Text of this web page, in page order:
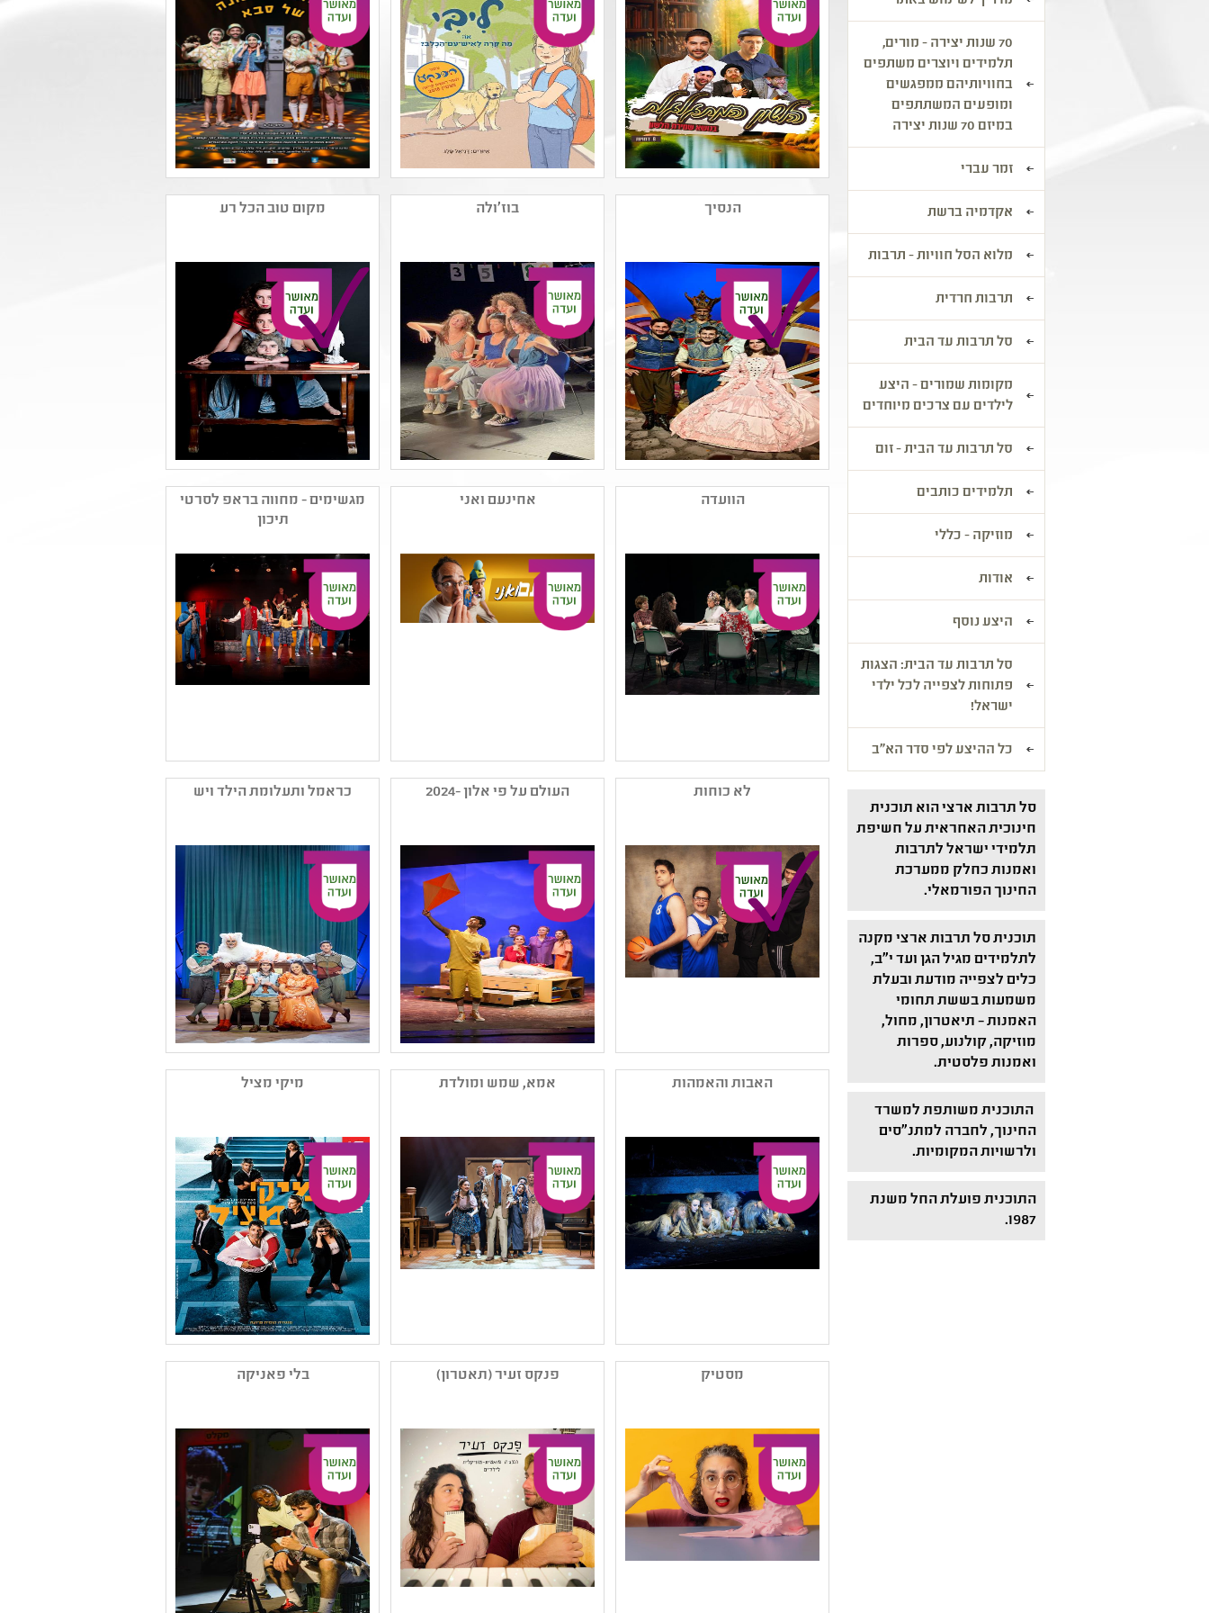
נושאים: חברה ואקטואליה
בישראל
נושאים: חברה ואקטואליה
בישראל
,שורשים ותרבויות ישראל
,יחסים ,חברה ואקטואליה
בישראל
קטגוריה: מחזאות ישראלית
,תיאטרון ילדים
- תלמידים ,חרדי ,היצע
תרבות חרדית - תלמידות
קטגוריה: מחזאות ישראלית
קהל יעד: א - ג
נושאים: חוויות אישיות
טרמולו לכלי הקשה
קטגוריה: תיאטרון מוזיקלי
קהל יעד: ג - ה
נושאים: חוויות אישיות
,שורשים ותרבויות ישראל
,דור המסכים ותקשורת
,משפחה
הנסיך
קטגוריה: תיאטרון ילדים
נושאים: סבלנות וסובלנות
,יחסים
בוז'ולה
האינקובטור-פעיל
קטגוריה: תיאטרון נוער
ישראלית
קהל יעד: י - יב
נושאים: תהליכי יצירה
מקום טוב הכל רע
האינקובטור-פעיל
קטגוריה: מחזאות ישראלית
קהל יעד: יא - יב
הוועדה
האינקובטור-פעיל
קטגוריה: תיאטרון נוער
נושאים: יחסים ,חוויות
אישיות ,זהות ומגדר ,חברה
ואקטואליה בישראל
אחינעם ואני
האינקובטור-פעיל
קטגוריה: מחזאות ישראלית
נושאים: יחסים ,דור המסכים
ותקשורת
מגשימים - מחווה בראפ לסרטי
תיכון
האינקובטור-פעיל
קטגוריה: מחזאות ישראלית
קהל יעד: י - יב
נושאים: זהות ומגדר ,חוויות
אישיות ,דור המסכים
ותקשורת
לא כוחות
קטגוריה: תיאטרון
רפרטוארי ,מחזאות
נושאים: יחסים
העולם על פי אלון -2024
הישראלי
קטגוריה: תיאטרון נוער
נושאים: משפחה ,שילוב
וצרכים מיוחדים ,סבלנות
וסובלנות ,תקומה
כראמל ותעלומת הילד ויש
פורת לילדים ולנוער
קטגוריה: עיבוד ליצירה
ישראלית
קהל יעד: ב - ה
נושאים: יחסים ,חוויות
אישיות
האבות והאמהות
קטגוריה: מחזאות ישראלית
,תיאטרון רפרטוארי
ישראל ,תרבות יהודית
,יחסים
אמא, שמש ומולדת
שבע
קטגוריה: תיאטרון
ספרותית ,תיאטרון נוער
קהל יעד: י - יב
נושאים: חוויות אישיות
,שורשים ותרבויות ישראל
,חברה ואקטואליה בישראל
,משפחה ,יחסים
מיקי מציל
הקאמרי
קטגוריה: תיאטרון
קהל יעד: יב - יב
נושאים: חברה ואקטואליה
בישראל ,יחסים ,היסטוריה
של עם ישראל ,חוויות
אישיות
מסטיק פנקס זעיר (תאטרון) בלי פאניקה
70 שנות יצירה - מורים,
תלמידים ויוצרים משתפים
בחוויותיהם ממפגשים
ומופעים המשתתפים
במיזם 70 שנות יצירה
זמר עברי
אקדמיה ברשת
מלוא הסל חוויות - תרבות
תרבות חרדית
סל תרבות עד הבית
מקומות שמורים - היצע
לילדים עם צרכים מיוחדים
סל תרבות עד הבית - זום
תלמידים כותבים
מוזיקה - כללי
אודות
היצע נוסף
סל תרבות עד הבית: הצגות
פתוחות לצפייה לכל ילדי
ישראל!
כל ההיצע לפי סדר הא"ב
סל תרבות ארצי הוא תוכנית
חינוכית האחראית על חשיפת
תלמידי ישראל לתרבות
ואמנות כחלק ממערכת
החינוך הפורמאלי.
תוכנית סל תרבות ארצי מקנה
לתלמידים מגיל הגן ועד י"ב,
כלים לצפייה מודעת ובעלת
משמעות בששת תחומי
האמנות – תיאטרון, מחול,
מוזיקה, קולנוע, ספרות
ואמנות פלסטית.
התוכנית משותפת למשרד
החינוך, לחברה למתנ"סים
ולרשויות המקומיות.
התוכנית פועלת החל משנת
1987.